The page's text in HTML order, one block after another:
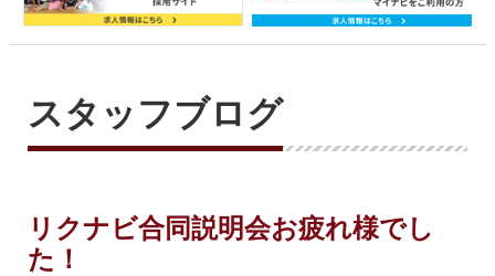
スタッフブログ
リクナビ合同説明会お疲れ様でし
た！